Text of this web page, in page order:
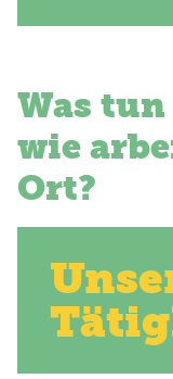
Was
wie
Ort?